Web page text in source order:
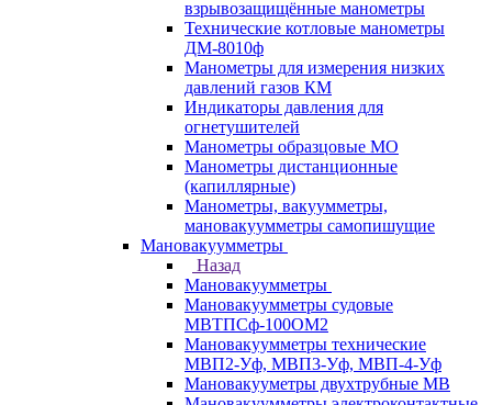
взрывозащищённые манометры
Технические котловые манометры
ДМ-8010ф
Манометры для измерения низких
давлений газов КМ
Индикаторы давления для
огнетушителей
Манометры образцовые МО
Манометры дистанционные
(капиллярные)
Манометры, вакуумметры,
мановакуумметры самопишущие
Мановакуумметры
Назад
Мановакуумметры
Мановакуумметры судовые
МВТПСф-100ОМ2
Мановакуумметры технические
МВП2-Уф, МВП3-Уф, МВП-4-Уф
Мановакууметры двухтрубные МВ